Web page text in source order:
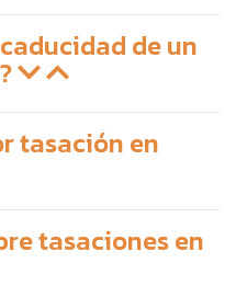
de un
tasación en
tasaciones en